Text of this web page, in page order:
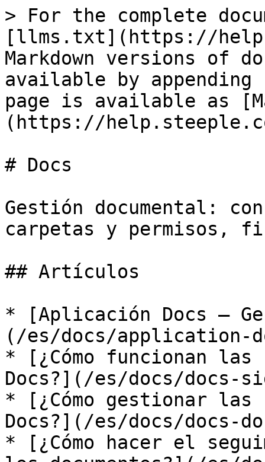
> For the complete
[llms.txt](https://
Markdown versions of
available by
page is available as
(https://
# Docs
Gestión documental:
carpetas y permisos,
## Artículos
* [Aplicación Docs —
(/es/docs/application-
* [¿Cómo funcionan
Docs?](/es/docs/docs-
* [¿Cómo gestionar
Docs?](/es/docs/docs-
* [¿Cómo hacer el